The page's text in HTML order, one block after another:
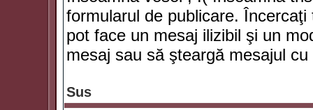
formularul de publicare.
pot face un mesaj ilizibil şi un
mesaj sau să şteargă mesajul cu
Sus